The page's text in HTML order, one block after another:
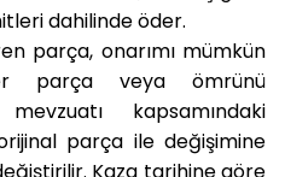
dahilinde öder.
parça, onarımı mümkün
parça veya ömrünü
kapsamındaki
parça ile değişimine
Kaza tarihine göre